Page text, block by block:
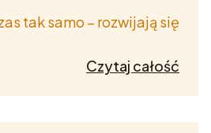
tak samo – rozwijają się
Czytaj całość